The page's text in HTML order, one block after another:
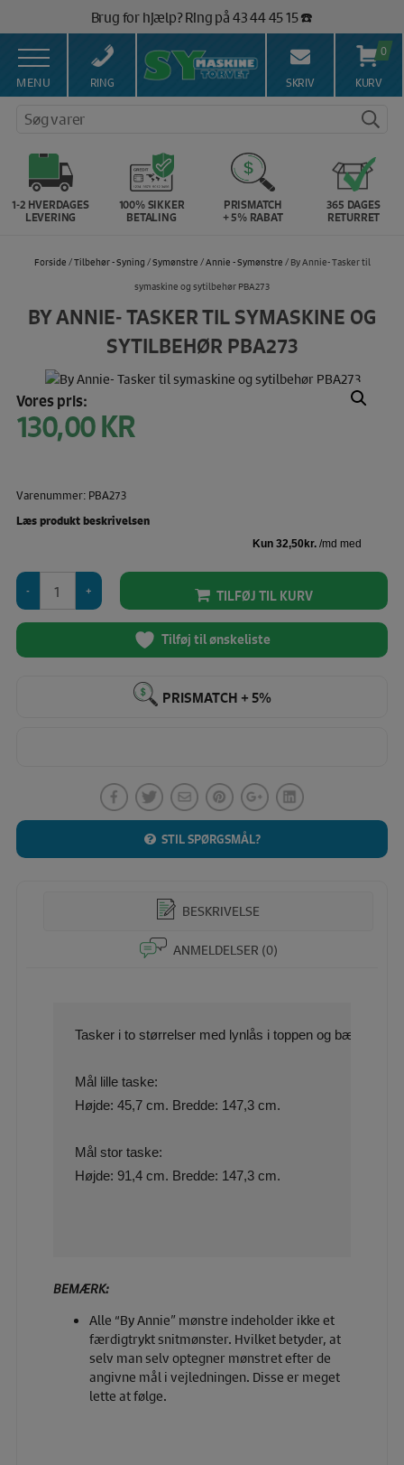
indholdet
Brug for hjælp? Ring på 43 44 45 15 ☎️
Vi matcher alle danske priser 💰
MENU RING SKRIV
0
KURV
Søg varer
1-2 HVERDAGES
LEVERING
100% SIKKER
BETALING
PRISMATCH
+ 5% RABAT
365 DAGES
RETURRET
Forside /Tilbehør - Syning /Symønstre /Annie - Symønstre / By Annie- Tasker til
symaskine og sytilbehør PBA273
BY ANNIE- TASKER TIL SYMASKINE OG
SYTILBEHØR PBA273
Vores pris:
130,00KR
Varenummer: PBA273
Læs produkt beskrivelsen
Annie-
Tasker
symaskine
TILFØJ TIL KURV
Tilføj til ønskeliste
PRISMATCH + 5%
STIL SPØRGSMÅL?
BESKRIVELSE
ANMELDELSER (0)
Tasker i to størrelser med lynlås i toppen og
Mål lille taske:
Højde: 45,7 cm. Bredde: 147,3 cm.
Mål stor taske:
Højde: 91,4 cm. Bredde: 147,3 cm.
BEMÆRK:
Alle “By Annie” mønstre indeholder ikke et
færdigtrykt snitmønster. Hvilket betyder, at
selv man selv optegner mønstret efter de
angivne mål i vejledningen. Disse er meget
lette at følge.